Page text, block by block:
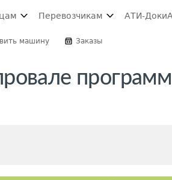
Перевозчикам АТИ-Доки
машину Заказы